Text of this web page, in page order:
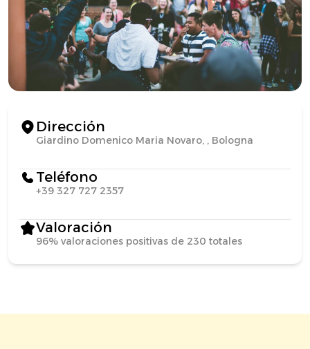
Dirección
Giardino Domenico Maria Novaro, , Bologna
Teléfono
+39 327 727 2357
Valoración
96% valoraciones positivas de 230 totales